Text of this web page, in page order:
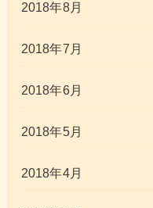
2018年8月
2018年7月
2018年6月
2018年5月
2018年4月